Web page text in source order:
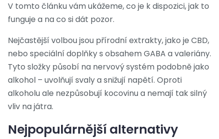
V tomto článku vám ukážeme, co je k dispozici, jak to
funguje a na co si dát pozor.
Nejčastější volbou jsou přírodní extrakty, jako je CBD,
nebo speciální doplňky s obsahem GABA a valeriány.
Tyto složky působí na nervový systém podobně jako
alkohol – uvolňují svaly a snižují napětí. Oproti
alkoholu ale nezpůsobují kocovinu a nemají tak silný
vliv na játra.
Nejpopulárnější alternativy